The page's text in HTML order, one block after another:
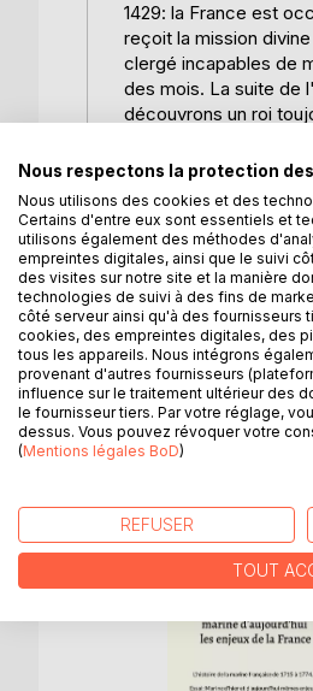
1429: la France est
reçoit la mission
clergé incapables de
des mois. La suite de
découvrons un roi
se rallient à sa
avait signé à Troyes
France, l'armée
des féodaux tandis
passage de Jeanne
colportée par la
d'Arc le peuple
défense dans un élan
confirment. Pour
Revenue à l'honneur,
historique est-elle
D’AUTRES
Nous respectons la protection
Nous utilisons des cookies et des
Certains d'entre eux sont essentiels et
utilisons également des méthodes
empreintes digitales, ainsi que le suivi
des visites sur notre site et la manière
technologies de suivi à des fins de
côté serveur ainsi qu'à des fournisseurs
cookies, des empreintes digitales, des
tous les appareils. Nous intégrons
provenant d'autres fournisseurs
influence sur le traitement ultérieur des
le fournisseur tiers. Par votre réglage,
dessus. Vous pouvez révoquer votre
(Mentions légales BoD)
REFUSER
TOUT